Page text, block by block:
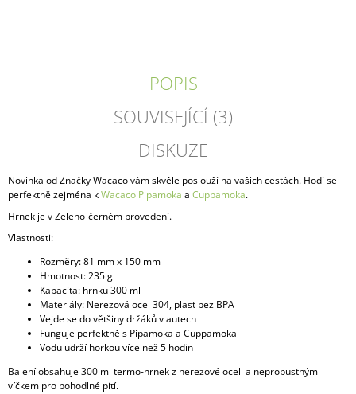
POPIS
SOUVISEJÍCÍ (3)
DISKUZE
Novinka od Značky Wacaco vám skvěle poslouží na vašich cestách. Hodí se
perfektně zejména kWacaco Pipamoka a Cuppamoka.
Hrnek je v Zeleno-černém provedení.
Vlastnosti:
Rozměry: 81 mm x 150 mm
Hmotnost: 235 g
Kapacita: hrnku 300 ml
Materiály: Nerezová ocel 304, plast bez BPA
Vejde se do většiny držáků v autech
Funguje perfektně s Pipamoka a Cuppamoka
Vodu udrží horkou více než 5 hodin
Balení obsahuje 300 ml termo-hrnek z nerezové oceli a nepropustným
víčkem pro pohodlné pití.